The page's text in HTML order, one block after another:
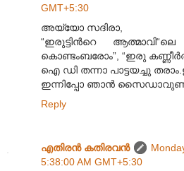
GMT+5:30
അയ്യോ സദിരാ,
“ഇരുട്ടിന്‍റെ
കൊണ്ടംബരോം”, “ഇരു
ഐ ഡി തന്നാ പാട്ടയച്ചു
ഇന്നിപ്പോ ഞാന്‍
Reply
എതിരന്‍ കതിരവന്‍
5:38:00 AM GMT+5:30